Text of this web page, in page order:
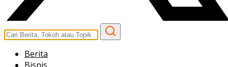
Berita